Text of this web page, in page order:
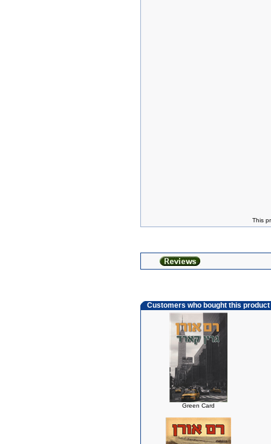
This
Customers who bought this
Green Card